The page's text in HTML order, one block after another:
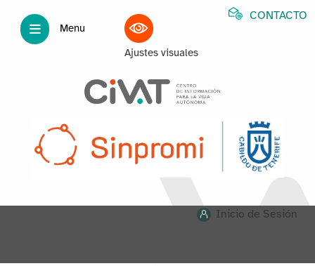
Menu
Ajustes visuales
CONTACTO
Inicio de Sesión